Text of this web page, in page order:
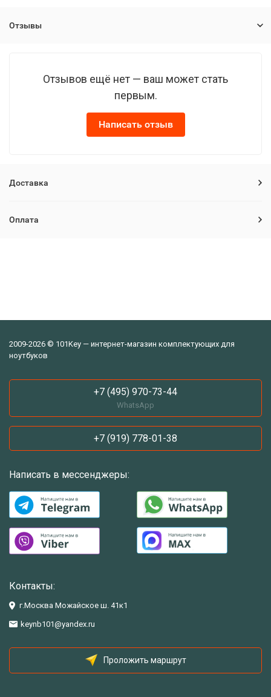
Отзывы
Отзывов ещё нет — ваш может стать
первым.
Написать отзыв
Доставка
Оплата
2009-2026 © 101Key — интернет-магазин комплектующих для
ноутбуков
+7 (495) 970-73-44
WhatsApp
+7 (919) 778-01-38
Написать в мессенджеры:
Контакты:
г.Москва Можайское ш. 41к1
keynb101@yandex.ru
Проложить маршрут